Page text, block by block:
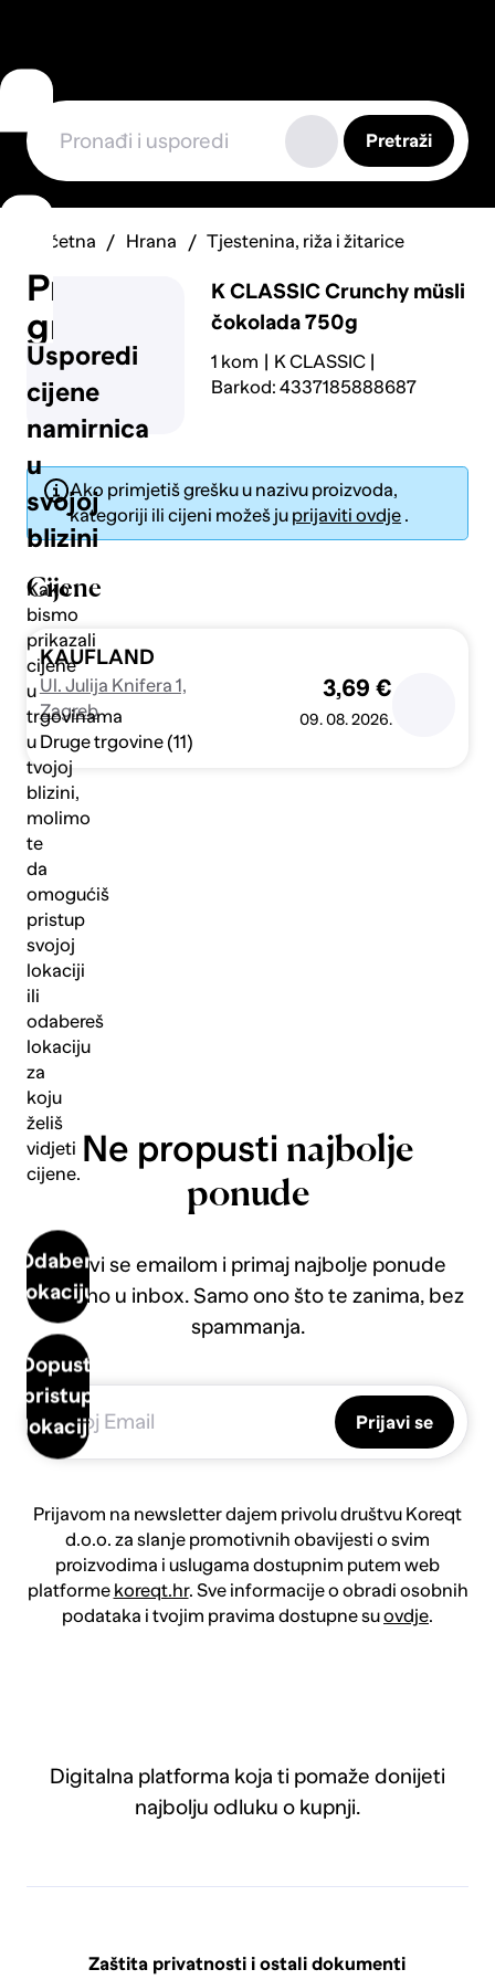
Usporedi
cijene
namirnica
u
svojoj
blizini
Kako
bismo
prikazali
cijene
u
trgovinama
u
tvojoj
blizini,
molimo
te
da
omogućiš
pristup
svojoj
lokaciji
ili
odabereš
lokaciju
za
koju
želiš
vidjeti
cijene.
Odaberi
lokaciju
Dopusti
pristup
lokaciji
Prijavi
grešku
Pošalji
Pretraži
Početna Hrana Tjestenina, riža i žitarice
K CLASSICCrunchy müsli
čokolada 750g
1 kom
K CLASSIC
Barkod: 4337185888687
Ako primjetiš grešku u nazivu proizvoda,
kategoriji ili cijeni možeš ju prijaviti ovdje .
Cijene
KAUFLAND
Ul. Julija Knifera 1,
Zagreb
Druge trgovine (11)
3,69 €
09. 08. 2026.
Ne propusti najbolje
ponude
Prijavi se emailom i primaj najbolje ponude
direktno u inbox. Samo ono što te zanima, bez
spammanja.
Prijavi se
Prijavom na newsletter dajem privolu društvu Koreqt
d.o.o. za slanje promotivnih obavijesti o svim
proizvodima i uslugama dostupnim putem web
platforme koreqt.hr. Sve informacije o obradi osobnih
podataka i tvojim pravima dostupne suovdje.
Digitalna platforma koja ti pomaže donijeti
najbolju odluku o kupnji.
Zaštita privatnosti i ostali dokumenti